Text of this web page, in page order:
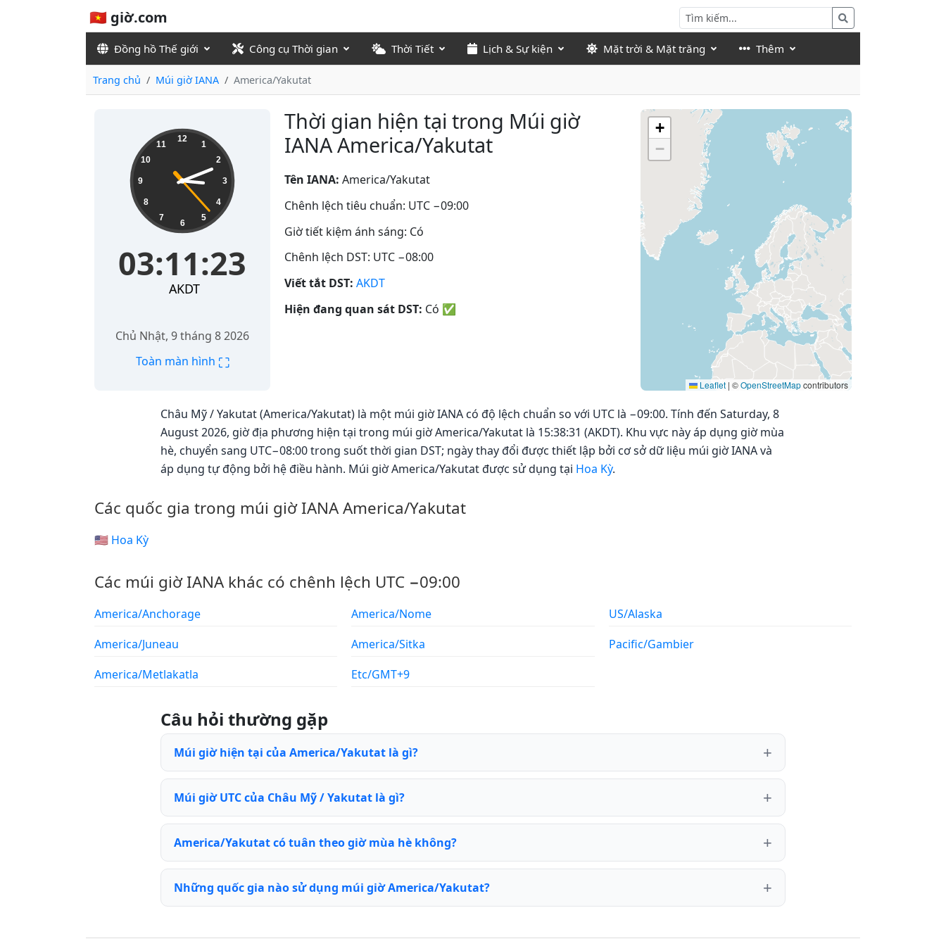
🇻🇳 giờ.com
Đồng hồ Thế giới Công cụ Thời gian Thời Tiết Lịch & Sự kiện Mặt trời & Mặt trăng Thêm
Trang chủ Múi giờ IANA America/Yakutat
Thời gian hiện tại trong Múi giờ
IANA America/Yakutat
03:11:23 12
1
2
3
4
5
6
7
8
9
10
11
03:11:23
AKDT
Chủ Nhật, 9 tháng 8 2026
Toàn màn hình ⛶
Tên IANA: America/Yakutat
Chênh lệch tiêu chuẩn: UTC −09:00
Giờ tiết kiệm ánh sáng: Có
Chênh lệch DST: UTC −08:00
Viết tắt DST: AKDT
Hiện đang quan sát DST: Có ✅
+
−
Leaflet | ©OpenStreetMapcontributors
Châu Mỹ / Yakutat (America/Yakutat) là một múi giờ IANA có độ lệch chuẩn so với UTC là −09:00. Tính đến Saturday, 8
August 2026, giờ địa phương hiện tại trong múi giờ America/Yakutat là 15:38:31 (AKDT). Khu vực này áp dụng giờ mùa
hè, chuyển sang UTC−08:00 trong suốt thời gian DST; ngày thay đổi được thiết lập bởi cơ sở dữ liệu múi giờ IANA và
áp dụng tự động bởi hệ điều hành. Múi giờ America/Yakutat được sử dụng tại Hoa Kỳ.
Các quốc gia trong múi giờ IANA America/Yakutat
🇺🇸 Hoa Kỳ
Các múi giờ IANA khác có chênh lệch UTC −09:00
America/Anchorage
America/Juneau
America/Metlakatla
America/Nome
America/Sitka
Etc/GMT+9
US/Alaska
Pacific/Gambier
Câu hỏi thường gặp
Múi giờ hiện tại của America/Yakutat là gì?
Múi giờ UTC của Châu Mỹ / Yakutat là gì?
America/Yakutat có tuân theo giờ mùa hè không?
Những quốc gia nào sử dụng múi giờ America/Yakutat?